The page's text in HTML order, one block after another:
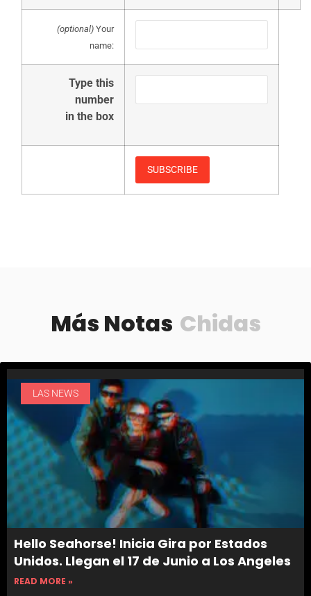
(optional) Your
name:
Type this
number
in the box
Más Notas Chidas
LAS NEWS
Hello Seahorse! Inicia Gira por Estados
Unidos. Llegan el 17 de Junio a Los Angeles
READ MORE »